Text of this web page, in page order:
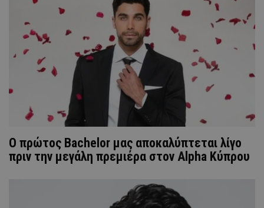
O πρώτος Bachelor μας αποκαλύπτεται λίγο
πριν την μεγάλη πρεμιέρα στον Alpha Κύπρου